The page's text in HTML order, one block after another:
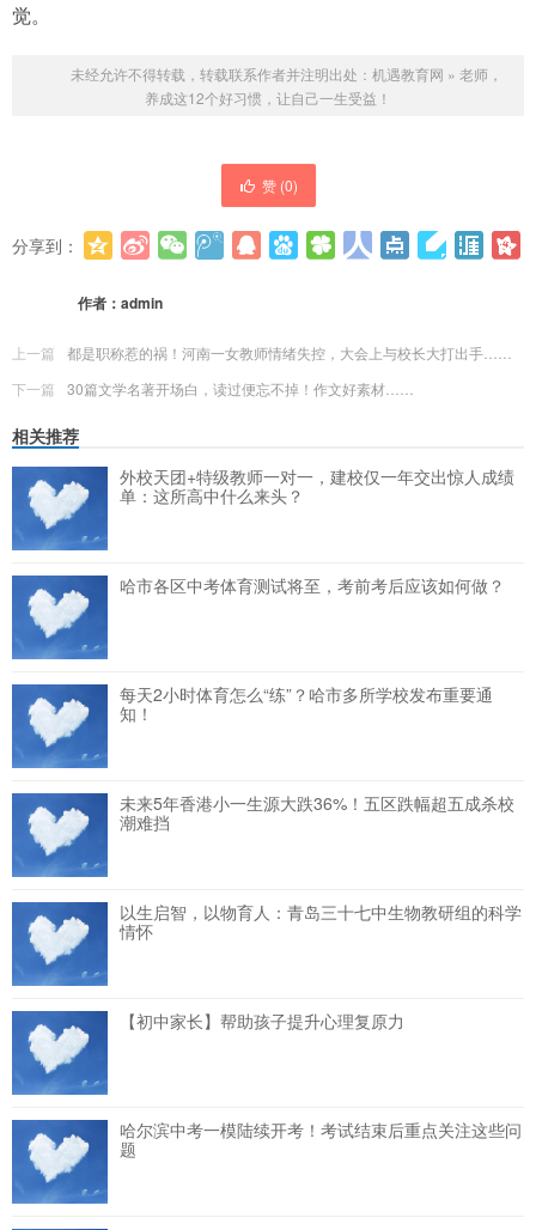
觉。
未经允许不得转载，转载联系作者并注明出处： 机遇教育网 » 老师，
养成这12个好习惯，让自己一生受益！
赞 (0)
分享到：
作者： admin
上一篇
都是职称惹的祸！河南一女教师情绪失控，大会上与校长大打出手……
下一篇
30篇文学名著开场白，读过便忘不掉！作文好素材……
相关推荐
外校天团+特级教师一对一，建校仅一年交出惊人成绩
单：这所高中什么来头？
哈市各区中考体育测试将至，考前考后应该如何做？
每天2小时体育怎么“练”？哈市多所学校发布重要通
知！
未来5年香港小一生源大跌36%！五区跌幅超五成杀校
潮难挡
以生启智，以物育人：青岛三十七中生物教研组的科学
情怀
【初中家长】帮助孩子提升心理复原力
哈尔滨中考一模陆续开考！考试结束后重点关注这些问
题